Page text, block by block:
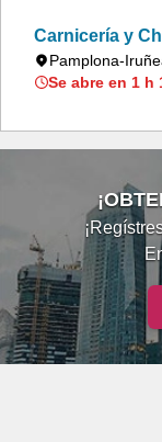
Carnicería y
Pamplona-
Se abre en 1 h